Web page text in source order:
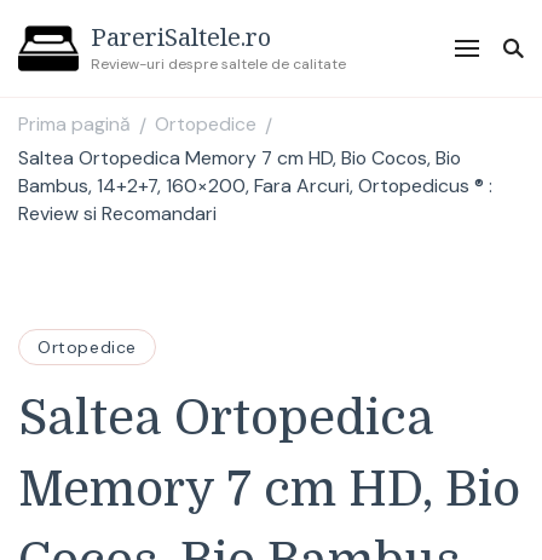
PareriSaltele.ro
Review-uri despre saltele de calitate
Prima pagină / Ortopedice /
Saltea Ortopedica Memory 7 cm HD, Bio Cocos, Bio
Bambus, 14+2+7, 160×200, Fara Arcuri, Ortopedicus ® :
Review si Recomandari
Ortopedice
Saltea Ortopedica
Memory 7 cm HD, Bio